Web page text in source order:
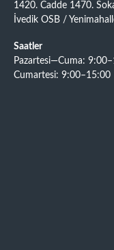
1420. Cadde 1470.
İvedik OSB /
Saatler
Pazartesi—Cuma:
Cumartesi: 9:00–15:00